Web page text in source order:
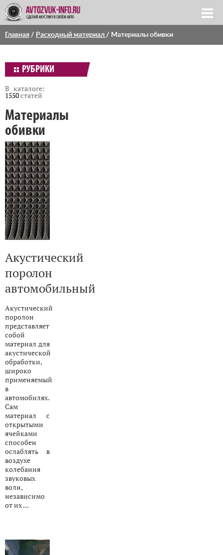
Главная / Расходный материал / Материалы обивки
РУБРИКИ
В каталоге:
1550статей
Материалы
обивки
Акустический
поролон
автомобильный
Акустический
поролон
представляет
собой
материал для
акустической
обработки,
широко
применяемый
в
автомобилях.
Сам
материал с
открытыми
ячейками
способен
ослаблять в
воздухе
колебания
звуковых
волн,
независимо
от их ...